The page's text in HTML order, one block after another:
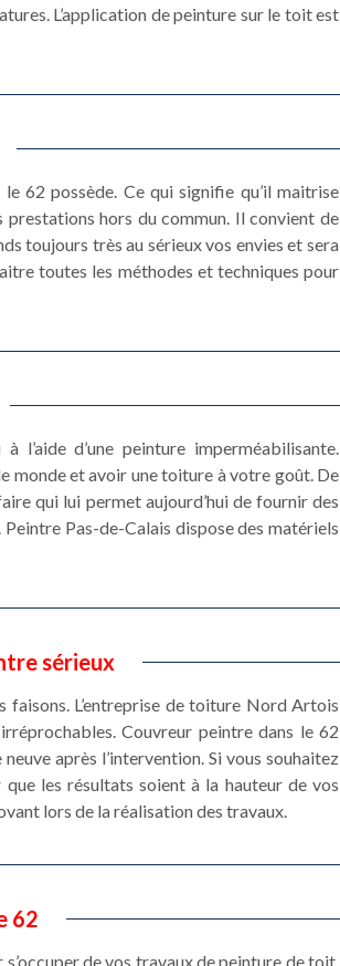
L’application de peinture sur le toit est
62 possède. Ce qui signifie qu’il maitrise
hors du commun. Il convient de
toujours très au sérieux vos envies et sera
toutes les méthodes et techniques pour
d’une peinture imperméabilisante.
monde et avoir une toiture à votre goût. De
qui lui permet aujourd’hui de fournir des
Pas-de-Calais dispose des matériels
sérieux
faisons. L’entreprise de toiture Nord Artois
Couvreur peintre dans le 62
après l’intervention. Si vous souhaitez
les résultats soient à la hauteur de vos
lors de la réalisation des travaux.
62
de vos travaux de peinture de toit,